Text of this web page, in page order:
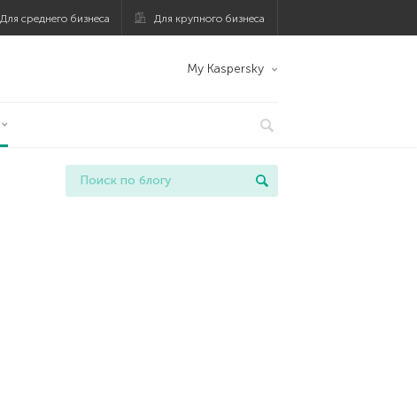
Для среднего бизнеса Для крупного бизнеса
My Kaspersky